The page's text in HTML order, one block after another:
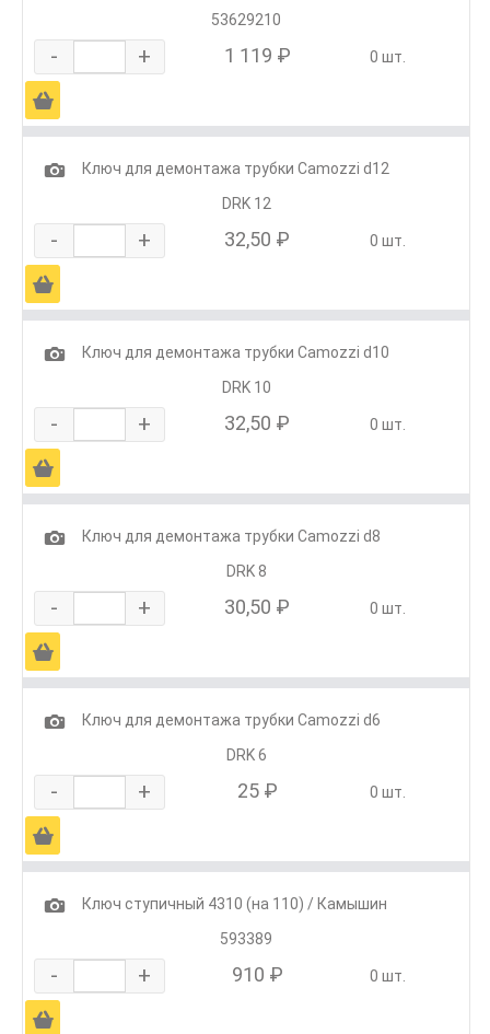
53629210
- + 1 119 ₽ 0 шт.
Ä
1
Ключ для демонтажа трубки Camozzi d12
DRK 12
- + 32,50 ₽ 0 шт.
Ä
1
Ключ для демонтажа трубки Camozzi d10
DRK 10
- + 32,50 ₽ 0 шт.
Ä
1
Ключ для демонтажа трубки Camozzi d8
DRK 8
- + 30,50 ₽ 0 шт.
Ä
1
Ключ для демонтажа трубки Camozzi d6
DRK 6
- + 25 ₽ 0 шт.
Ä
1
Ключ ступичный 4310 (на 110) / Камышин
593389
- + 910 ₽ 0 шт.
Ä